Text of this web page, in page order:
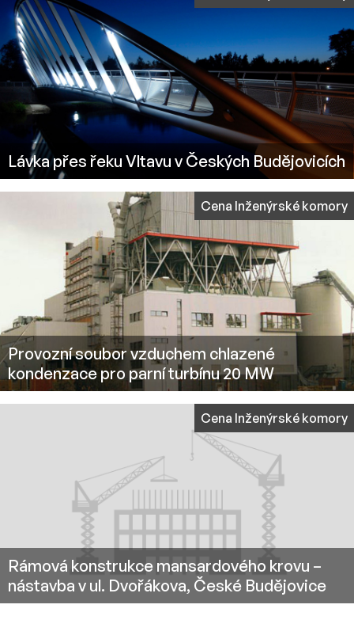
Lávka přes řeku Vltavu v Českých Budějovicích
Provozní soubor vzduchem chlazené
kondenzace pro parní turbínu 20 MW
Cena Inženýrské komory
Rámová konstrukce mansardového krovu –
nástavba v ul. Dvořákova, České Budějovice
Cena Inženýrské komory